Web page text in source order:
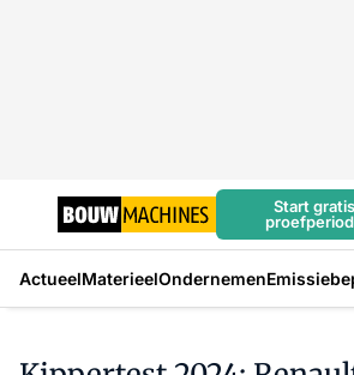
Start gratis
ActueelMaterieelOndernemen